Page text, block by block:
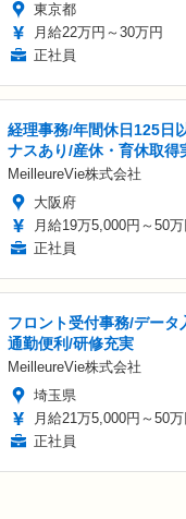
東京都
月給22万円～30万円
正社員
経理事務/年間休日125日
ナスあり/産休・育休取得
MeilleureVie株式会社
大阪府
月給19万5,000円～50万
正社員
フロント受付事務/デー
通勤便利/研修充実
MeilleureVie株式会社
埼玉県
月給21万5,000円～50万
正社員